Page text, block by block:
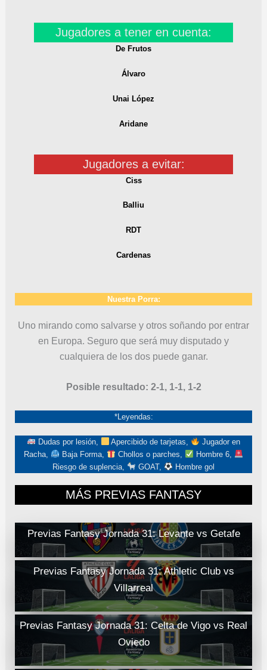
Jugadores a tener en cuenta:
De Frutos
Álvaro
Unai López
Aridane
Jugadores a evitar:
Ciss
Balliu
RDT
Cardenas
Nuestra Porra:
Uno mirando como salvarse y otros soñando por entrar
en Europa. Seguro que será muy disputado y
cualquiera de los dos puede ganar.
Posible resultado: 2-1, 1-1, 1-2
*Leyendas:
Dudas por lesión, Apercibido de tarjetas,
Jugador en
Racha,
Baja Forma, Chollos o parches,
Hombre 6,
Riesgo de suplencia,
GOAT, Hombre gol
MÁS PREVIAS FANTASY
Previas Fantasy Jornada 31: Levante vs Getafe
Previas Fantasy Jornada 31: Athletic Club vs
Villarreal
Previas Fantasy Jornada 31: Celta de Vigo vs Real
Oviedo